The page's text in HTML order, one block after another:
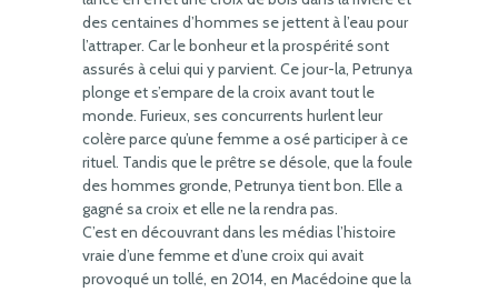
des centaines d’hommes se jettent à l’eau pour
l’attraper. Car le bonheur et la prospérité sont
assurés à celui qui y parvient. Ce jour-la, Petrunya
plonge et s’empare de la croix avant tout le
monde. Furieux, ses concurrents hurlent leur
colère parce qu’une femme a osé participer à ce
rituel. Tandis que le prêtre se désole, que la foule
des hommes gronde, Petrunya tient bon. Elle a
gagné sa croix et elle ne la rendra pas.
C’est en découvrant dans les médias l’histoire
vraie d’une femme et d’une croix qui avait
provoqué un tollé, en 2014, en Macédoine que la